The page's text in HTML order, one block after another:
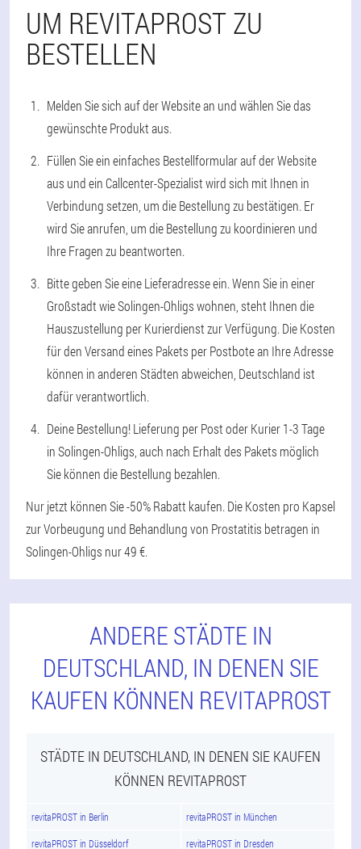
UM REVITAPROST ZU
BESTELLEN
Melden Sie sich auf der Website an und wählen Sie das
gewünschte Produkt aus.
Füllen Sie ein einfaches Bestellformular auf der Website
aus und ein Callcenter-Spezialist wird sich mit Ihnen in
Verbindung setzen, um die Bestellung zu bestätigen. Er
wird Sie anrufen, um die Bestellung zu koordinieren und
Ihre Fragen zu beantworten.
Bitte geben Sie eine Lieferadresse ein. Wenn Sie in einer
Großstadt wie Solingen-Ohligs wohnen, steht Ihnen die
Hauszustellung per Kurierdienst zur Verfügung. Die Kosten
für den Versand eines Pakets per Postbote an Ihre Adresse
können in anderen Städten abweichen, Deutschland ist
dafür verantwortlich.
Deine Bestellung! Lieferung per Post oder Kurier 1-3 Tage
in Solingen-Ohligs, auch nach Erhalt des Pakets möglich
Sie können die Bestellung bezahlen.
Nur jetzt können Sie -50% Rabatt kaufen. Die Kosten pro Kapsel
zur Vorbeugung und Behandlung von Prostatitis betragen in
Solingen-Ohligs nur 49 €.
ANDERE STÄDTE IN
DEUTSCHLAND, IN DENEN SIE
KAUFEN KÖNNEN REVITAPROST
STÄDTE IN DEUTSCHLAND, IN DENEN SIE KAUFEN
KÖNNEN REVITAPROST
revitaPROST in Berlin revitaPROST in München
revitaPROST in Düsseldorf revitaPROST in Dresden